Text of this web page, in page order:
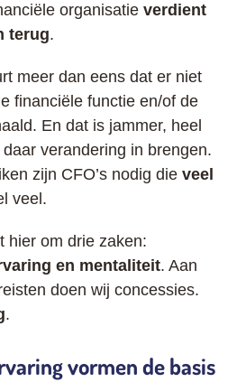
organisatie verdient
terug.
meer dan eens dat er niet
financiële functie en/of de
En dat is jammer, heel
verandering in brengen.
zijn CFO’s nodig die veel
veel.
hier om drie zaken:
en mentaliteit. Aan
doen wij concessies.
.
vormen de basis